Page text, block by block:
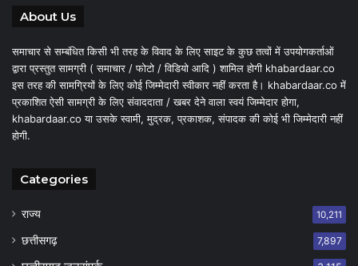
About Us
समाचार से सम्बंधित किसी भी तरह के विवाद के लिए साइट के कुछ तत्वों में उपयोगकर्ताओं
द्वारा प्रस्तुत सामग्री ( समाचार / फोटो / विडियो आदि ) शामिल होगी khabardaar.co
इस तरह की सामग्रियों के लिए कोई जिम्मेदारी स्वीकार नहीं करता है। khabardaar.co में
प्रकाशित ऐसी सामग्री के लिए संवाददाता / खबर देने वाला स्वयं जिम्मेदार होगा,
khabardaar.co या उसके स्वामी, मुद्रक, प्रकाशक, संपादक की कोई भी जिम्मेदारी नहीं
होगी.
Categories
राज्य 10,211
छत्तीसगढ़ 7,897